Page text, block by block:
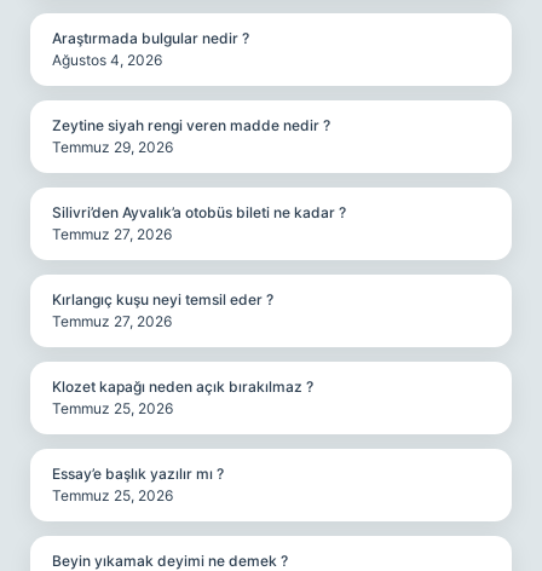
Araştırmada bulgular nedir ?
Ağustos 4, 2026
Zeytine siyah rengi veren madde nedir ?
Temmuz 29, 2026
Silivri’den Ayvalık’a otobüs bileti ne kadar ?
Temmuz 27, 2026
Kırlangıç kuşu neyi temsil eder ?
Temmuz 27, 2026
Klozet kapağı neden açık bırakılmaz ?
Temmuz 25, 2026
Essay’e başlık yazılır mı ?
Temmuz 25, 2026
Beyin yıkamak deyimi ne demek ?